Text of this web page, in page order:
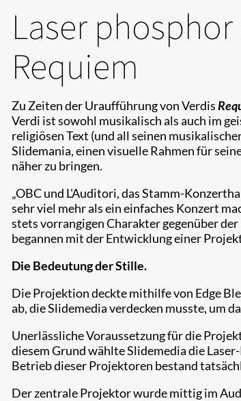
Laser
Requiem
Zu Zeiten der Uraufführung von Verdis
Verdi ist sowohl musikalisch als auch im
religiösen Text (und all seinen
Slidemania, einen visuelle Rahmen für
näher zu bringen.​
„OBC und L'Auditori, das Stamm-
sehr viel mehr als ein einfaches Konzert
stets vorrangigen Charakter gegenüber
begannen mit der Entwicklung einer
Die Bedeutung der Stille.
Die Projektion deckte mithilfe von Edge
ab, die Slidemedia verdecken musste, um
Unerlässliche Voraussetzung für die
diesem Grund wählte Slidemedia die
Betrieb dieser Projektoren bestand
Der zentrale Projektor wurde mittig im